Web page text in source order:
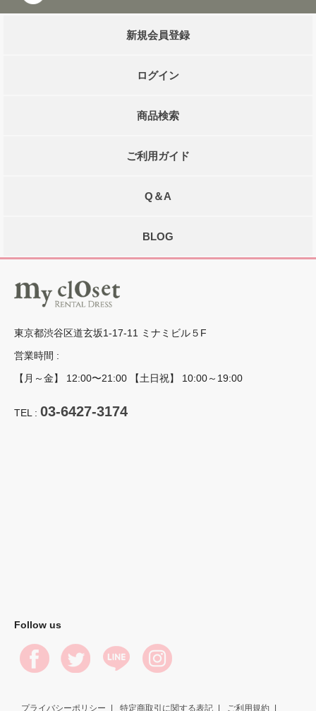
新規会員登録
ログイン
商品検索
ご利用ガイド
Q＆A
BLOG
東京都渋谷区道玄坂1-17-11 ミナミビル５F
営業時間 :
【月～金】 12:00〜21:00 【土日祝】 10:00～19:00
TEL : 03-6427-3174
Follow us
プライバシーポリシー 特定商取引に関する表記 ご利用規約